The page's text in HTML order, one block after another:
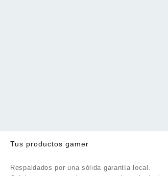
Tus productos gamer
Respaldados por una sólida garantía local.